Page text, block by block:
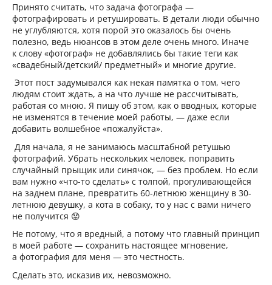
Принято считать, что задача фотографа —
фотографировать и ретушировать. В детали люди обычно
не углубляются, хотя порой это оказалось бы очень
полезно, ведь нюансов в этом деле очень много. Иначе
к слову «фотограф» не добавлялись бы такие теги как
«свадебный/детский/ предметный» и многие другие.
Этот пост задумывался как некая памятка о том, чего
людям стоит ждать, а на что лучше не рассчитывать,
работая со мною. Я пишу об этом, как о вводных, которые
не изменятся в течение моей работы, — даже если
добавить волшебное «пожалуйста».
Для начала, я не занимаюсь масштабной ретушью
фотографий. Убрать нескольких человек, поправить
случайный прыщик или синячок, — без проблем. Но если
вам нужно «что-то сделать» с толпой, прогуливающейся
на заднем плане, превратить 60-летнюю женщину в 30-
летнюю девушку, а кота в собаку, то у нас с вами ничего
не получится 😟
Не потому, что я вредный, а потому что главный принцип
в моей работе — сохранить настоящее мгновение,
а фотография для меня — это честность.
Сделать это, исказив их, невозможно.